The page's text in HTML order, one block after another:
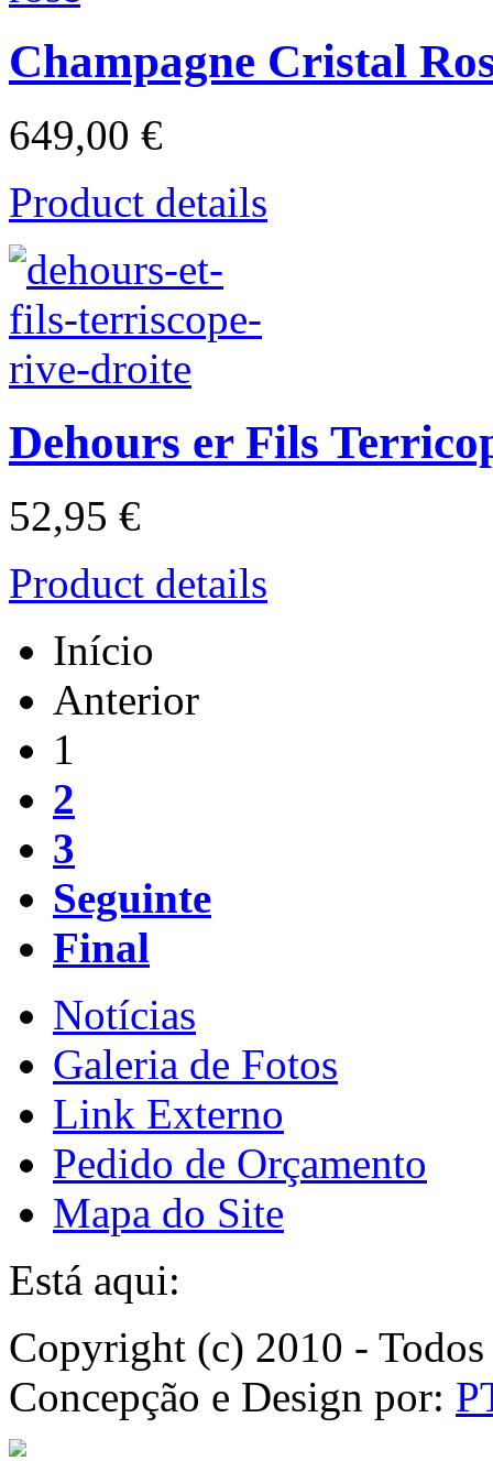
Champagne Cristal
649,00 €
Product details
Dehours er Fils
52,95 €
Product details
Início
Anterior
1
2
3
Seguinte
Final
Notícias
Galeria de Fotos
Link Externo
Pedido de Orçamento
Mapa do Site
Está aqui:
Copyright (c) 2010 -
Concepção e Design por: